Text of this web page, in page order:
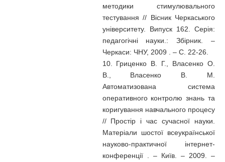
методики стимулювального
тестування // Вісник Черкаського
університету. Випуск 162. Серія:
педагогічні науки.: Збірник. –
Черкаси: ЧНУ, 2009 . – С. 22-26.
10. Гриценко В. Г., Власенко О.
В., Власенко В. М.
Автоматизована система
оперативного контролю знань та
коригування навчального процесу
// Простір і час сучасної науки.
Матеріали шостої всеукраїнської
науково-практичної інтернет-
конференції . – Київ. – 2009. –